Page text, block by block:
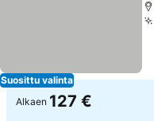
Suosittu valinta
Alkaen 127 €